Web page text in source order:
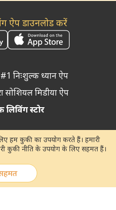
ऐप डाउनलोड करें
ऑफ लिविंग
निःशुल्क ध्यान ऐप
सोशियल मिडीया ऐप
स्टोर
हम कुकी का उपयोग करते हैं। हमारी
कुकी नीति के उपयोग के लिए सहमत हैं।